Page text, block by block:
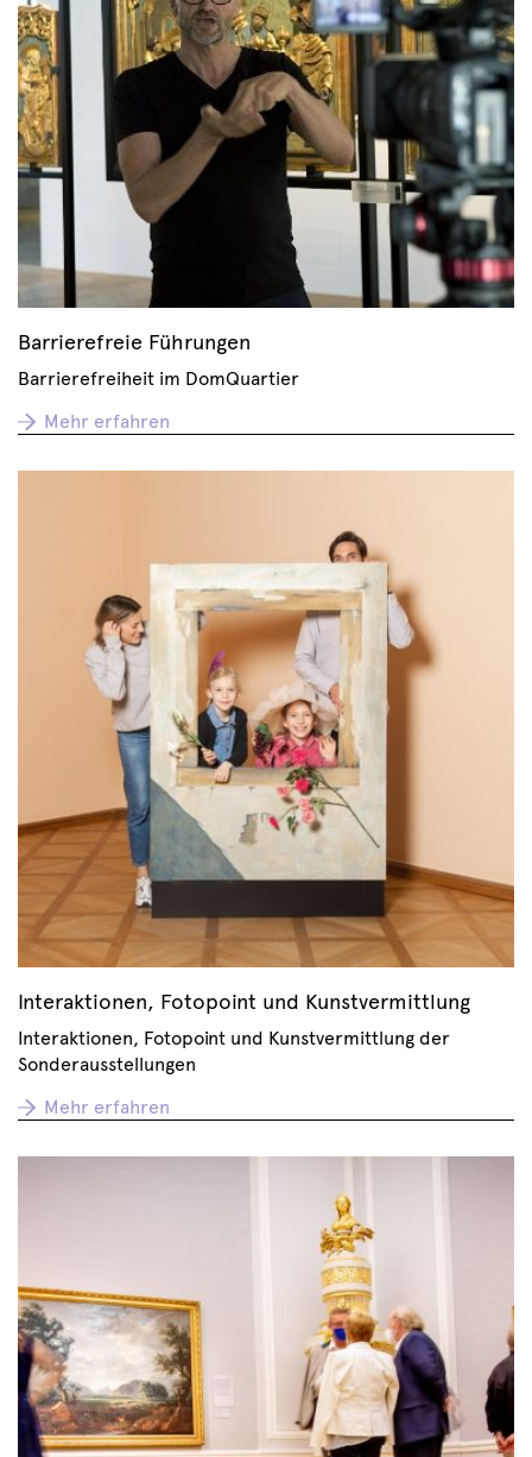
Barrierefreie Führungen
Barrierefreiheit im DomQuartier
Mehr erfahren
Interaktionen, Fotopoint und Kunstvermittlung
Interaktionen, Fotopoint und Kunstvermittlung der
Sonderausstellungen
Mehr erfahren